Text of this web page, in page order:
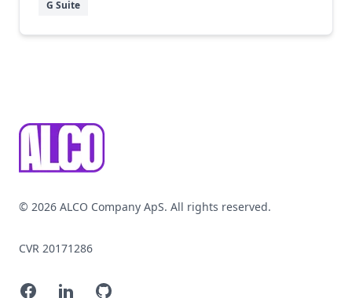
G Suite
© 2026 ALCO Company ApS. All rights reserved.
CVR 20171286
FacebookLinkedInGitHub